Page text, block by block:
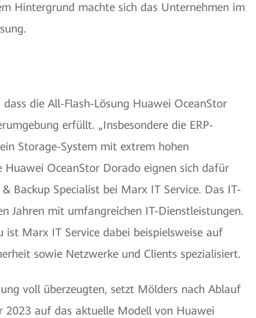
Hintergrund machte sich das Unternehmen im
die All-Flash-Lösung Huawei OceanStor
erfüllt. „Insbesondere die ERP-
Storage-System mit extrem hohen
OceanStor Dorado eignen sich dafür
Backup Specialist bei Marx IT Service. Das IT-
Jahren mit umfangreichen IT-Dienstleistungen.
Marx IT Service dabei beispielsweise auf
sowie Netzwerke und Clients spezialisiert.
voll überzeugten, setzt Mölders nach Ablauf
auf das aktuelle Modell von Huawei